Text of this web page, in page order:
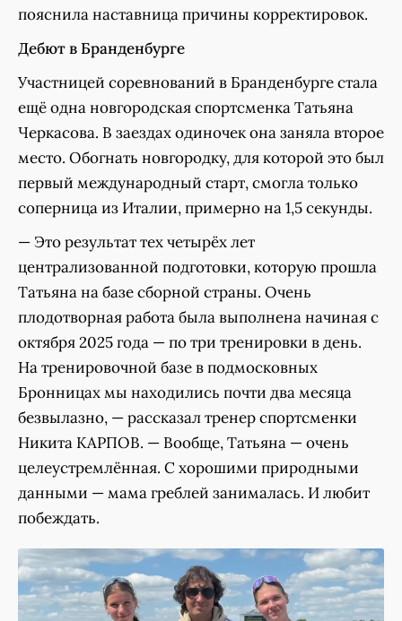
пояснила наставница причины корректировок.
Дебют в Бранденбурге
Участницей соревнований в Бранденбурге стала
ещё одна новгородская спортсменка Татьяна
Черкасова. В заездах одиночек она заняла второе
место. Обогнать новгородку, для которой это был
первый международный старт, смогла только
соперница из Италии, примерно на 1,5 секунды.
— Это результат тех четырёх лет
централизованной подготовки, которую прошла
Татьяна на базе сборной страны. Очень
плодотворная работа была выполнена начиная с
октября 2025 года — по три тренировки в день.
На тренировочной базе в подмосковных
Бронницах мы находились почти два месяца
безвылазно, — рассказал тренер спортсменки
Никита КАРПОВ. — Вообще, Татьяна — очень
целеустремлённая. С хорошими природными
данными — мама греблей занималась. И любит
побеждать.